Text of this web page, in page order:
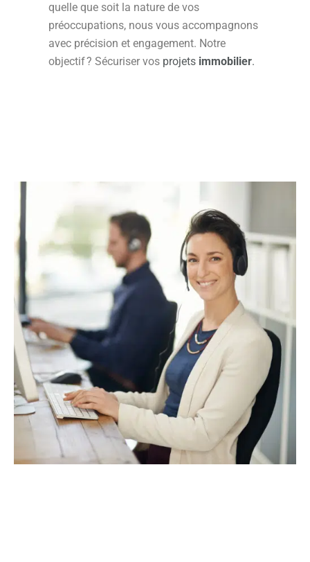
quelle que soit la nature de vos
préoccupations, nous vous accompagnons
avec précision et engagement. Notre
objectif ? Sécuriser vos projets immobilier.